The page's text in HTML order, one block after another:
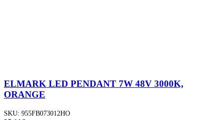
ELMARK LED PENDANT 7W 48V 3000K,
ORANGE
SKU: 955FB073012HO